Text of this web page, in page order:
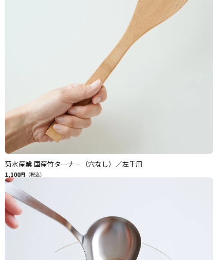
菊水産業 国産竹ターナー（穴なし）／左手用
1,100円（税込）